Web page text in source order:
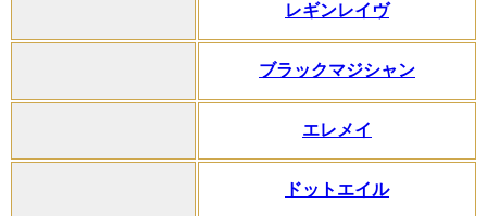
レギンレイヴ
ブラックマジシャン
エレメイ
ドットエイル